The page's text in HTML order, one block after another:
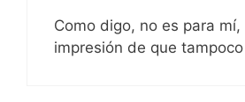
Como digo, no es para
impresión de que